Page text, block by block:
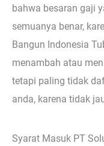
bahwa besaran gaji
semuanya benar,
Bangun Indonesia
menambah atau
tetapi paling tidak
anda, karena tidak
Syarat Masuk PT